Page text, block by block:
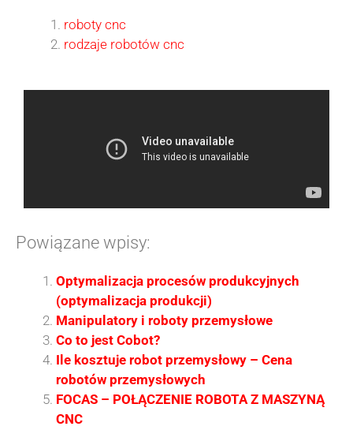
roboty cnc
rodzaje robotów cnc
Powiązane wpisy:
Optymalizacja procesów produkcyjnych
(optymalizacja produkcji)
Manipulatory i roboty przemysłowe
Co to jest Cobot?
Ile kosztuje robot przemysłowy – Cena
robotów przemysłowych
FOCAS – POŁĄCZENIE ROBOTA Z MASZYNĄ
CNC